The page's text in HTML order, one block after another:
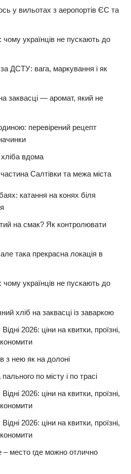
у вильотах з аеропортів ЄС та
українців не пускають до
за ДСТУ: вага, маркування і як
заквасці — аромат, який не
перевірений рецепт
вдома
Салтівки та межа міста
катання на конях біля
на смак? Як контролювати
така прекрасна локація в
українців не пускають до
хліб на заквасці із заваркою
2026: ціни на квитки, проїзні,
з нею як на долоні
по місту і по трасі
2026: ціни на квитки, проїзні,
2026: ціни на квитки, проїзні,
место где можно отлично